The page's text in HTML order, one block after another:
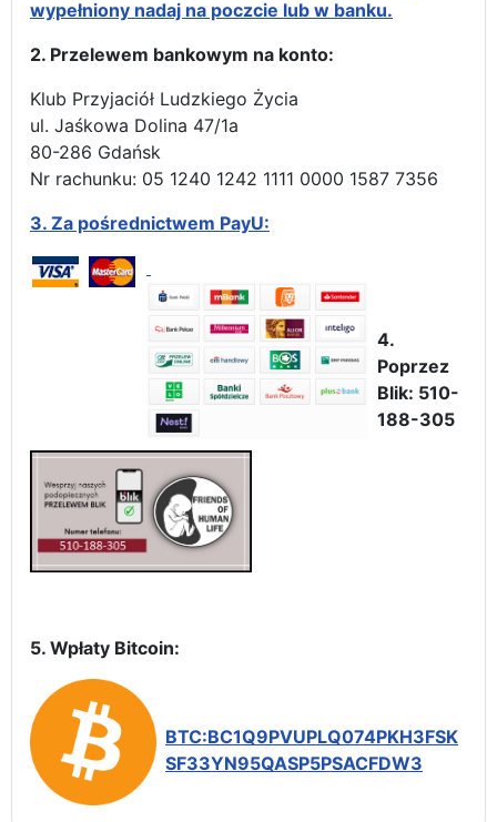
wypełniony nadaj na poczcie lub w banku.
2. Przelewem bankowym na konto:
Klub Przyjaciół Ludzkiego Życia
ul. Jaśkowa Dolina 47/1a
80-286 Gdańsk
Nr rachunku: 05 1240 1242 1111 0000 1587 7356
3. Za pośrednictwem PayU:
4.
Poprzez
Blik: 510-
188-305
5. Wpłaty Bitcoin:
BTC:BC1Q9PVUPLQ074PKH3FSK
SF33YN95QASP5PSACFDW3